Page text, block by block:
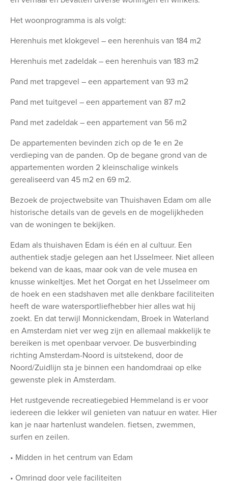
Het woonprogramma is als volgt:
Herenhuis met klokgevel – een herenhuis van 184 m2
Herenhuis met zadeldak – een herenhuis van 183 m2
Pand met trapgevel – een appartement van 93 m2
Pand met tuitgevel – een appartement van 87 m2
Pand met zadeldak – een appartement van 56 m2
De appartementen bevinden zich op de 1e en 2e
verdieping van de panden. Op de begane grond van de
appartementen worden 2 kleinschalige winkels
gerealiseerd van 45 m2 en 69 m2.
Bezoek de projectwebsite van Thuishaven Edam om alle
historische details van de gevels en de mogelijkheden
van de woningen te bekijken.
Edam als thuishaven Edam is één en al cultuur. Een
authentiek stadje gelegen aan het IJsselmeer. Niet alleen
bekend van de kaas, maar ook van de vele musea en
knusse winkeltjes. Met het Oorgat en het IJsselmeer om
de hoek en een stadshaven met alle denkbare faciliteiten
heeft de ware watersportliefhebber hier alles wat hij
zoekt. En dat terwijl Monnickendam, Broek in Waterland
en Amsterdam niet ver weg zijn en allemaal makkelijk te
bereiken is met openbaar vervoer. De busverbinding
richting Amsterdam-Noord is uitstekend, door de
Noord/Zuidlijn sta je binnen een handomdraai op elke
gewenste plek in Amsterdam.
Het rustgevende recreatiegebied Hemmeland is er voor
iedereen die lekker wil genieten van natuur en water. Hier
kan je naar hartenlust wandelen. fietsen, zwemmen,
surfen en zeilen.
• Midden in het centrum van Edam
• Omringd door vele faciliteiten